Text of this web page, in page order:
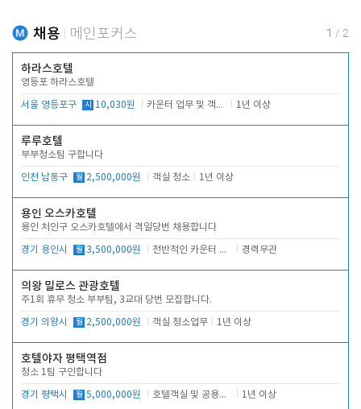
채용 메인포커스 1 / 2
하라스호텔
영등포 하라스호텔
서울 영등포구 시 10,030원 카운터 업무 및 객실관리(청소상태 확인, 객실판매) 1년 이상
루루호텔
부부청소팀 구합니다
인천 남동구 월 2,500,000원 객실 청소 1년 이상
용인 오스카호텔
용인 처인구 오스카호텔에서 격일당번 채용합니다
경기 용인시 월 3,500,000원 전반적인 카운터 업무 경력무관
의왕 밀로스 관광호텔
주1회 휴무 청소 부부팀, 3교대 당번 모집합니다.
경기 의왕시 월 2,500,000원 객실 청소업무 1년 이상
호텔야자 평택역점
청소 1팀 구인합니다
경기 평택시 월 5,000,000원 호텔객실 및 공용시설 청소 관리 1년 이상